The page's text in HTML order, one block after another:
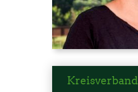
Kreisverband